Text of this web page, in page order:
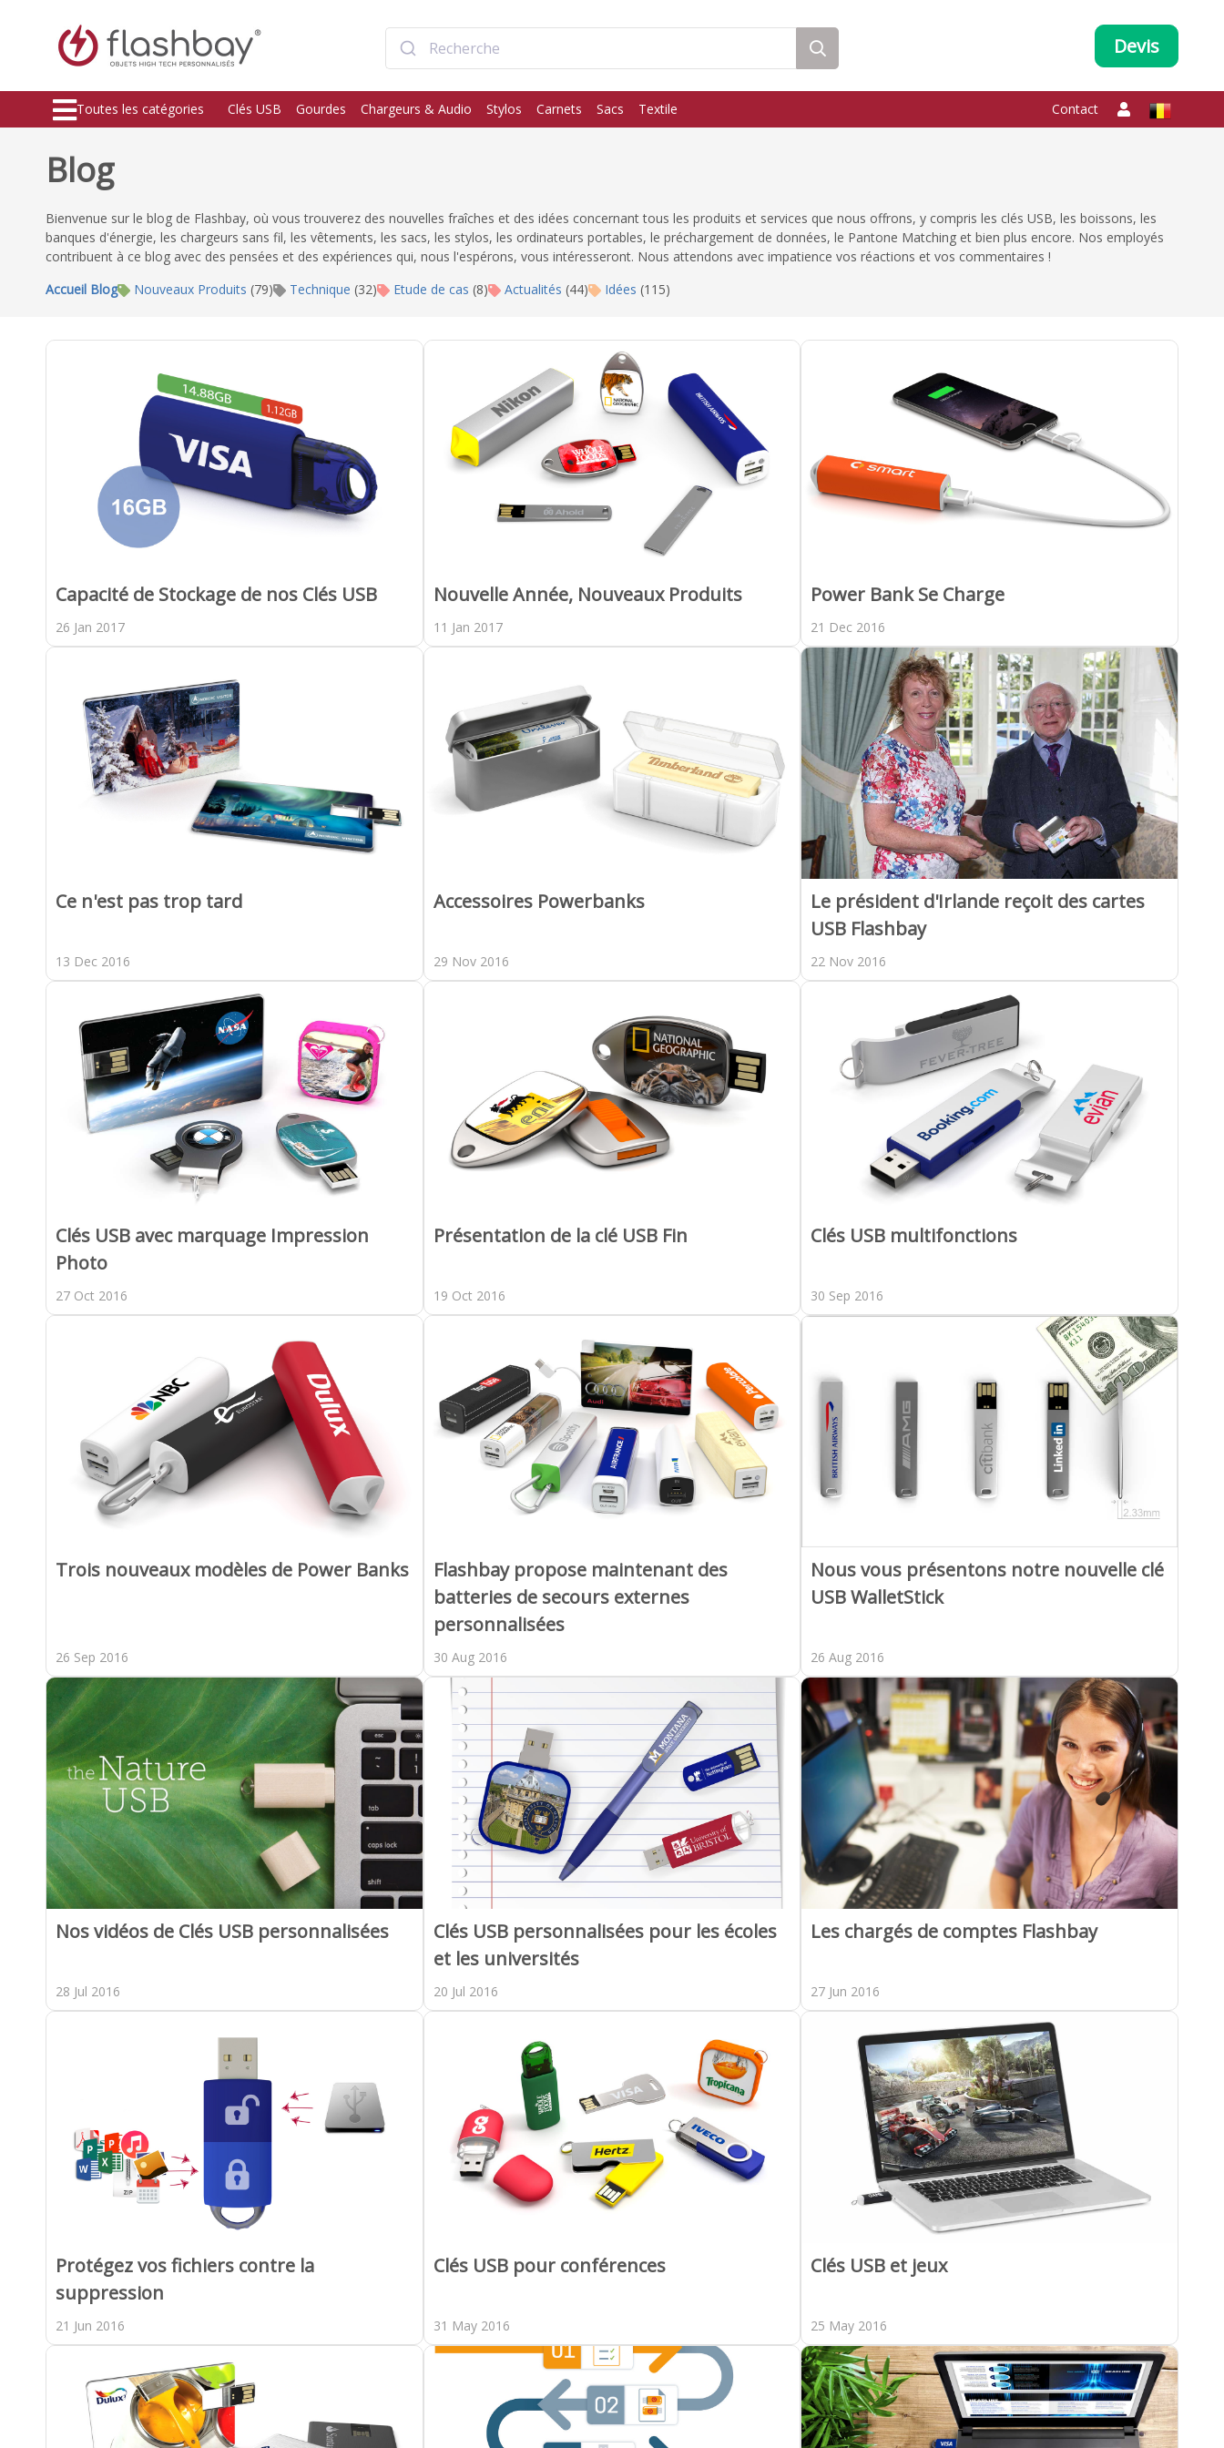
Devis
Toutes les catégories Clés USB Gourdes Chargeurs & Audio Stylos Carnets Sacs Textile Contact
Blog
Bienvenue sur le blog de Flashbay, où vous trouverez des nouvelles fraîches et des idées concernant tous les produits et services que nous offrons, y compris les clés USB, les boissons, les
banques d'énergie, les chargeurs sans fil, les vêtements, les sacs, les stylos, les ordinateurs portables, le préchargement de données, le Pantone Matching et bien plus encore. Nos employés
contribuent à ce blog avec des pensées et des expériences qui, nous l'espérons, vous intéresseront. Nous attendons avec impatience vos réactions et vos commentaires !
Accueil Blog
Nouveaux Produits (79) Technique (32) Etude de cas (8) Actualités (44) Idées (115)
Capacité de Stockage de nos Clés USB
26 Jan 2017
Nouvelle Année, Nouveaux Produits
11 Jan 2017
Power Bank Se Charge
21 Dec 2016
Ce n'est pas trop tard
13 Dec 2016
Accessoires Powerbanks
29 Nov 2016
Le président d'Irlande reçoit des cartes
USB Flashbay
22 Nov 2016
Clés USB avec marquage Impression
Photo
27 Oct 2016
Présentation de la clé USB Fin
19 Oct 2016
Clés USB multifonctions
30 Sep 2016
Trois nouveaux modèles de Power Banks
26 Sep 2016
Flashbay propose maintenant des
batteries de secours externes
personnalisées
30 Aug 2016
Nous vous présentons notre nouvelle clé
USB WalletStick
26 Aug 2016
Nos vidéos de Clés USB personnalisées
28 Jul 2016
Clés USB personnalisées pour les écoles
et les universités
20 Jul 2016
Les chargés de comptes Flashbay
27 Jun 2016
Protégez vos fichiers contre la
suppression
21 Jun 2016
Clés USB pour conférences
31 May 2016
Clés USB et jeux
25 May 2016